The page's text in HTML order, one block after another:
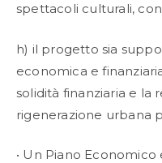
spettacoli culturali,
h) il progetto sia
economica e
solidità finanziaria e la
rigenerazione urbana
• Un Piano